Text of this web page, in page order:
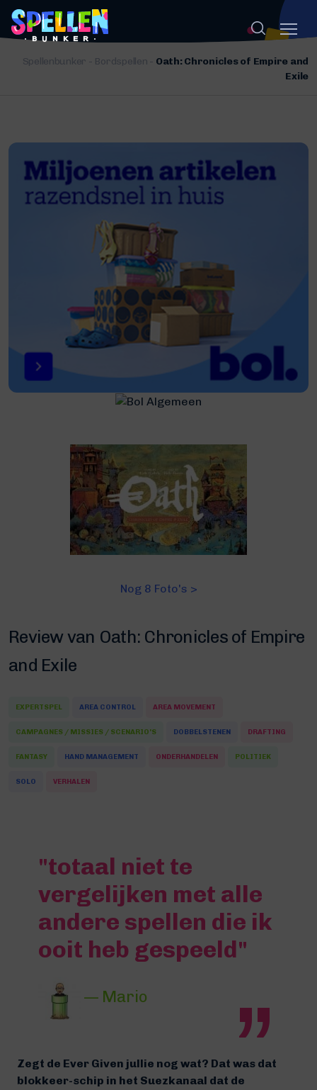
Spellenbunker - Bordspellen - Oath: Chronicles of Empire and
Exile
Nog 8 Foto's >
Review van Oath: Chronicles of Empire
and Exile
EXPERTSPEL AREA CONTROL AREA MOVEMENT
CAMPAGNES / MISSIES / SCENARIO'S DOBBELSTENEN DRAFTING
FANTASY HAND MANAGEMENT ONDERHANDELEN POLITIEK
SOLO VERHALEN
"totaal niet te
vergelijken met alle
andere spellen die ik
ooit heb gespeeld"
— Mario
Zegt de Ever Given jullie nog wat? Dat was dat
blokkeer-schip in het Suezkanaal dat de